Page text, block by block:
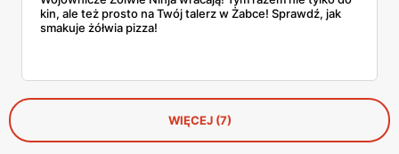
kin, ale też prosto na Twój talerz w Żabce! Sprawdź, jak
smakuje żółwia pizza!
WIĘCEJ (7)